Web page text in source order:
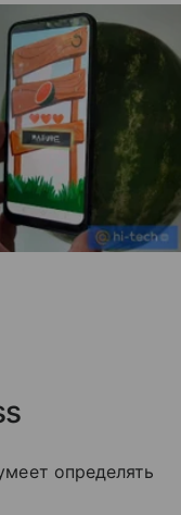
определять